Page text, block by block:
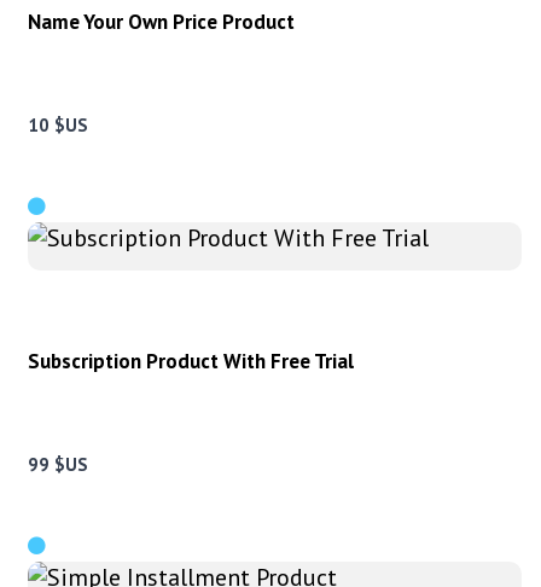
Name Your Own Price Product
10 $US
Subscription Product With Free Trial
99 $US